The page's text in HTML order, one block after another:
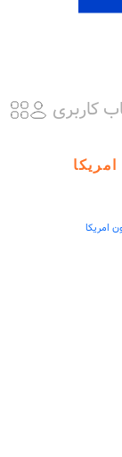
کاربری